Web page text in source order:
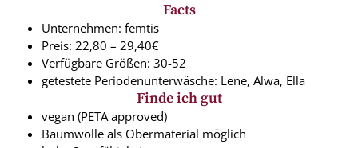
Facts
Unternehmen: femtis
Preis: 22,80 – 29,40€
Verfügbare Größen: 30-52
getestete Periodenunterwäsche: Lene, Alwa, Ella
Finde ich gut
vegan (PETA approved)
Baumwolle als Obermaterial möglich